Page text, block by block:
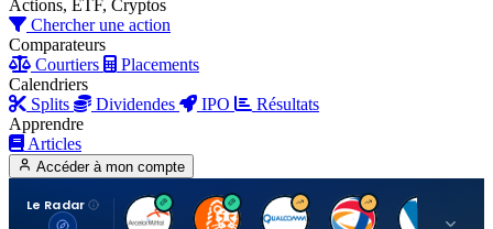
Actions, ETF, Cryptos
Chercher une action
Comparateurs
Courtiers
Placements
Calendriers
Splits
Dividendes IPO
Résultats
Apprendre
Articles
Accéder à mon compte
Le Radar
A I Q T